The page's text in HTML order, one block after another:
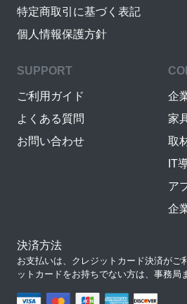
特定商取引に基づく表記
個人情報保護方針
SUPPORT
ご利用ガイド
よくある質問
お問い合わせ
企
家
取
IT
ア
企
決済方法
お支払いは、クレジットカード決済がご
ットカードをお持ちでない方は、事務局